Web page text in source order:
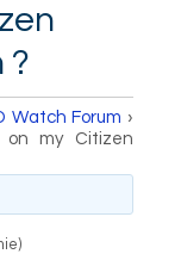
?
Watch Forum ›
my Citizen